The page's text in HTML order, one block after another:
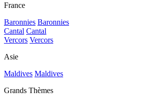
France
Baronnies Baronnies
Cantal Cantal
Vercors Vercors
Asie
Maldives Maldives
Grands Thèmes